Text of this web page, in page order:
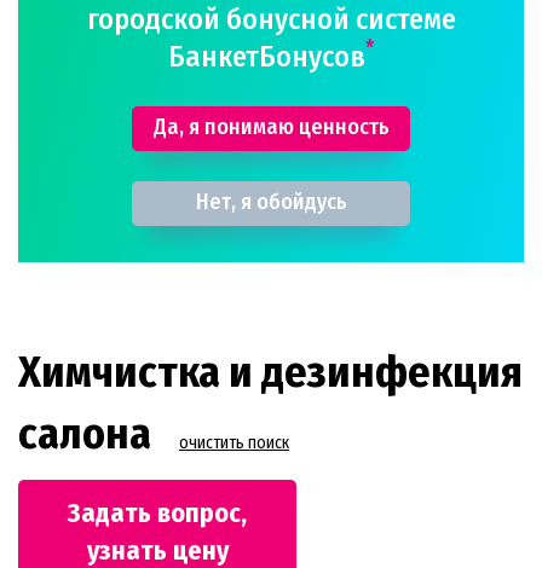
городской бонусной системе
БанкетБонусов*
Да, я понимаю ценность
Нет, я обойдусь
Химчистка и дезинфекция
салона
очистить поиск
Задать вопрос,
узнать цену